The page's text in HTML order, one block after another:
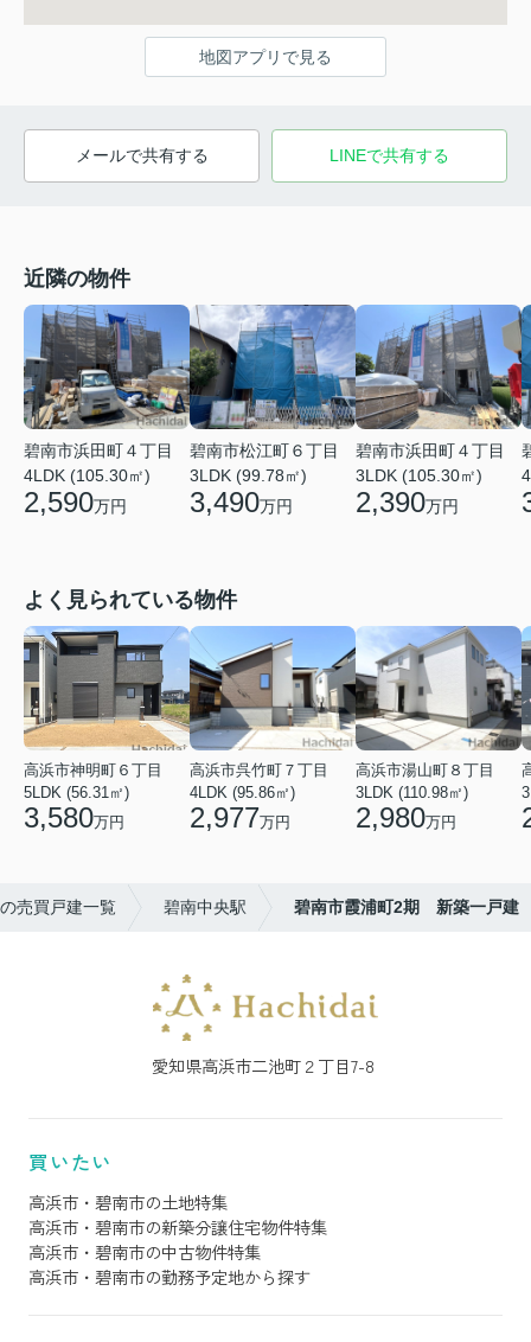
地図アプリで見る
メールで共有する LINEで共有する
近隣の物件
碧南市浜田町４丁目
4LDK (105.30㎡)
2,590万円
碧南市松江町６丁目
3LDK (99.78㎡)
3,490万円
碧南市浜田町４丁目
3LDK (105.30㎡)
2,390万円
よく見られている物件
高浜市神明町６丁目
5LDK (56.31㎡)
3,580万円
高浜市呉竹町７丁目
4LDK (95.86㎡)
2,977万円
高浜市湯山町８丁目
3LDK (110.98㎡)
2,980万円
売買戸建一覧 碧南中央駅 碧南市霞浦町2期 新築一戸建
愛知県高浜市二池町２丁目7-8
買いたい
高浜市・碧南市の土地特集
高浜市・碧南市の新築分譲住宅物件特集
高浜市・碧南市の中古物件特集
高浜市・碧南市の勤務予定地から探す